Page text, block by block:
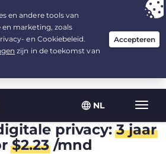
NL
voor 3.3333333333333 jaar, voor $
2.23/maand
privacy:3 jaar
$2.23/mnd